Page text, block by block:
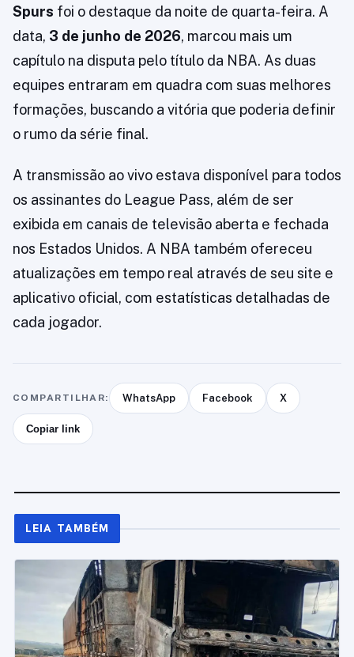
Spurs foi o destaque da noite de quarta-feira. A
data, 3 de junho de 2026, marcou mais um
capítulo na disputa pelo título da NBA. As duas
equipes entraram em quadra com suas melhores
formações, buscando a vitória que poderia definir
o rumo da série final.
A transmissão ao vivo estava disponível para todos
os assinantes do League Pass, além de ser
exibida em canais de televisão aberta e fechada
nos Estados Unidos. A NBA também ofereceu
atualizações em tempo real através de seu site e
aplicativo oficial, com estatísticas detalhadas de
cada jogador.
COMPARTILHAR: WhatsApp Facebook X
Copiar link
LEIA TAMBÉM